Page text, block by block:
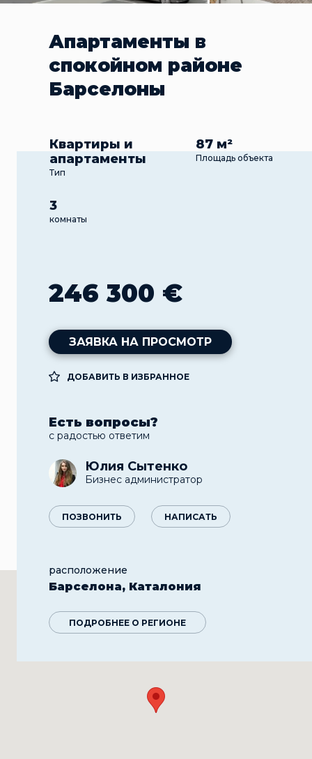
Апартаменты в
спокойном районе
Барселоны
Квартиры и
апартаменты
Тип
87 м²
Площадь объекта
3
комнаты
246 300 €
ЗАЯВКА НА ПРОСМОТР
ДОБАВИТЬ В ИЗБРАННОЕ
Есть вопросы?
с радостью ответим
Юлия Сытенко
Бизнес администратор
ПОЗВОНИТЬ НАПИСАТЬ
расположение
Барселона, Каталония
ПОДРОБНЕЕ О РЕГИОНЕ